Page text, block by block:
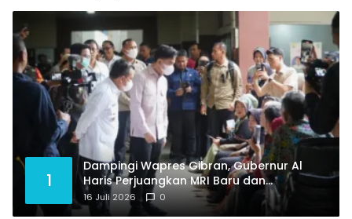
1
Dampingi Wapres Gibran, Gubernur Al
Haris Perjuangkan MRI Baru dan
Tambahan Dokter Spesialis untuk RSUD
Raden Mattaher
16 Juli 2026 0